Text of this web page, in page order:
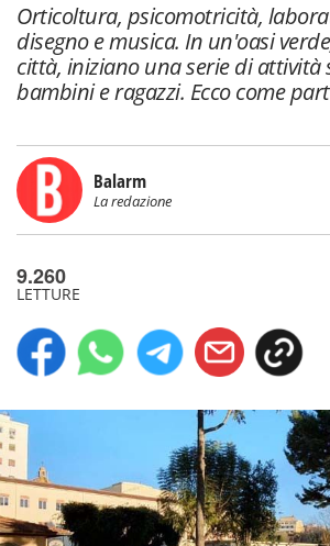
Orticoltura, psicomotricità,
disegno e musica. In un'oasi
città, iniziano una serie di attività
bambini e ragazzi. Ecco come
Balarm
La redazione
9.260
LETTURE